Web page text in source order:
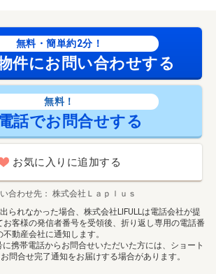
無料・簡単約2分！
件にお問い合わせする
無料！
電話でお問合せする
お気に入りに追加する
合わせ先
株式会社Ｌａｐｌｕｓ
られなかった場合、株式会社LIFULLは電話会社が提
客様の発信者番号を受領後、折り返し専用の電話番
動産会社に通知します。
携帯電話からお問合せいただいた方には、ショート
問合せ完了通知をお届けする場合があります。